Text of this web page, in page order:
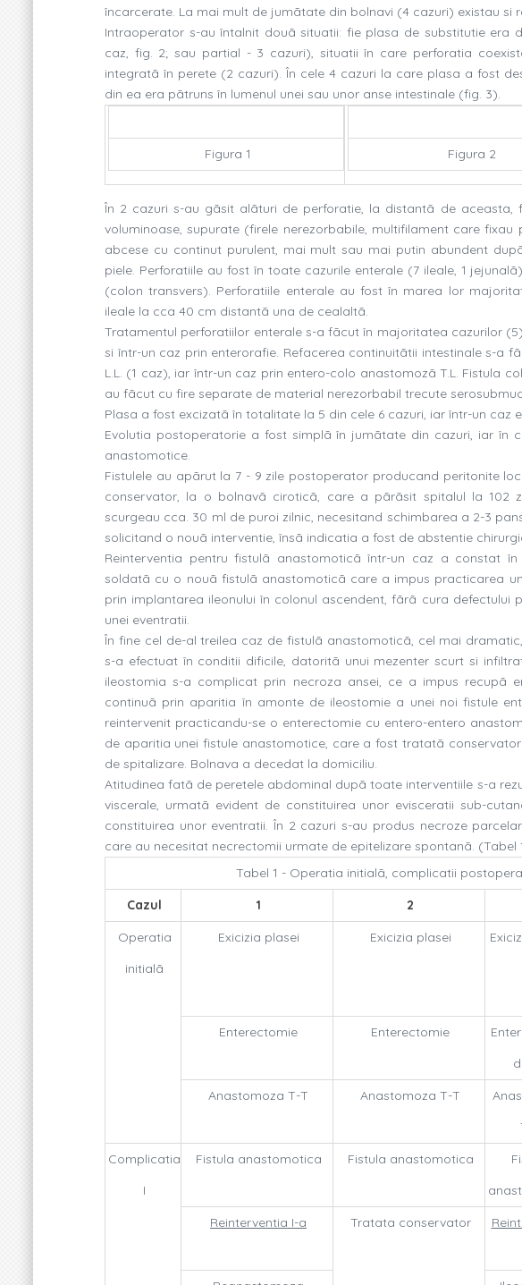
încarcerate. La mai mult de jumãtate din bolnavi (4 cazuri) existau si
Intraoperator s-au întalnit douã situatii: fie plasa de substitutie era
caz, fig. 2; sau partial - 3 cazuri), situatii în care perforatia
integratã în perete (2 cazuri). În cele 4 cazuri la care plasa a fost
din ea era pãtruns în lumenul unei sau unor anse intestinale (fig. 3).
Figura 1 Figura 2
În 2 cazuri s-au gãsit alãturi de perforatie, la distantã de
voluminoase, supurate (firele nerezorbabile, multifilament care
abcese cu continut purulent, mai mult sau mai putin abundent
piele. Perforatiile au fost în toate cazurile enterale (7 ileale, 1
(colon transvers). Perforatiile enterale au fost în marea lor
ileale la cca 40 cm distantã una de cealaltã.
Tratamentul perforatiilor enterale s-a fãcut în majoritatea cazurilor
si într-un caz prin enterorafie. Refacerea continuitãtii intestinale s-a
L.L. (1 caz), iar într-un caz prin entero-colo anastomozã T.L. Fistula
au fãcut cu fire separate de material nerezorbabil trecute
Plasa a fost excizatã în totalitate la 5 din cele 6 cazuri, iar într-un
Evolutia postoperatorie a fost simplã în jumãtate din cazuri, iar
anastomotice.
Fistulele au apãrut la 7 - 9 zile postoperator producand peritonite
conservator, la o bolnavã ciroticã, care a pãrãsit spitalul la 102
scurgeau cca. 30 ml de puroi zilnic, necesitand schimbarea a 2-3
solicitand o nouã interventie, însã indicatia a fost de abstentie
Reinterventia pentru fistulã anastomoticã într-un caz a constat
soldatã cu o nouã fistulã anastomoticã care a impus practicarea
prin implantarea ileonului în colonul ascendent, fãrã cura
unei eventratii.
În fine cel de-al treilea caz de fistulã anastomoticã, cel mai
s-a efectuat în conditii dificile, datoritã unui mezenter scurt si
ileostomia s-a complicat prin necroza ansei, ce a impus recupã
continuã prin aparitia în amonte de ileostomie a unei noi fistule
reintervenit practicandu-se o enterectomie cu entero-entero
de aparitia unei fistule anastomotice, care a fost tratatã
de spitalizare. Bolnava a decedat la domiciliu.
Atitudinea fatã de peretele abdominal dupã toate interventiile s-a
viscerale, urmatã evident de constituirea unor evisceratii sub-
constituirea unor eventratii. În 2 cazuri s-au produs necroze
care au necesitat necrectomii urmate de epitelizare spontanã. (Tabel
Tabel 1 - Operatia initialã, complicatii
Cazul
1 2
Operatia
initialã
Exicizia plasei Exicizia plasei
Enterectomie Enterectomie
Anastomoza T-T Anastomoza T-T
Complicatia
I
Fistula anastomotica Fistula anastomotica
Reinterventia I-a Tratata conservator